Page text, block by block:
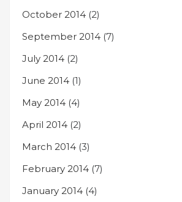
October 2014 (2)
September 2014 (7)
July 2014 (2)
June 2014 (1)
May 2014 (4)
April 2014 (2)
March 2014 (3)
February 2014 (7)
January 2014 (4)